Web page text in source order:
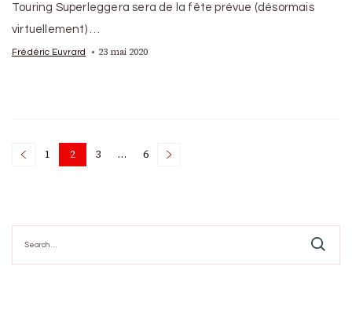
Touring Superleggera sera de la fête prévue (désormais
virtuellement) …
Frédéric Euvrard 23 mai 2020
Posts
Page
1 Page
2 Page
3 … Page
6
for: